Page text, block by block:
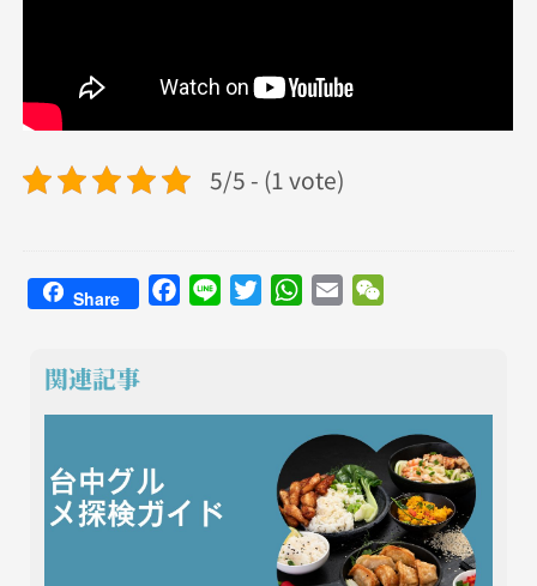
5/5 - (1 vote)
Share Facebook
Line TwitterWhatsApp
Email
関連記事